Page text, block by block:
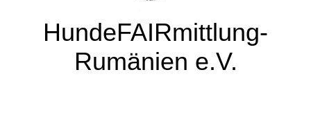
HundeFAIRmittlung-
Rumänien e.V.